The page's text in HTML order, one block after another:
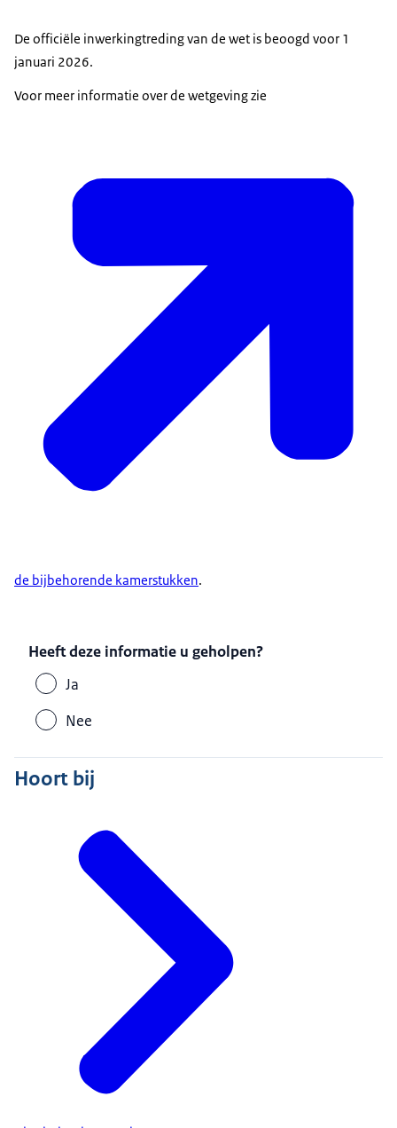
De officiële inwerkingtreding van de wet is beoogd voor 1
januari 2026.
Voor meer informatie over de wetgeving zie
de bijbehorende kamerstukken.
Heeft deze informatie u geholpen?
Ja
Nee
Hoort bij